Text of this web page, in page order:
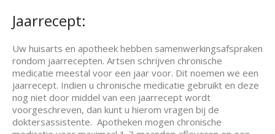
Jaarrecept:
Uw huisarts en apotheek hebben samenwerkingsafspraken
rondom jaarrecepten. Artsen schrijven chronische
medicatie meestal voor een jaar voor. Dit noemen we een
jaarrecept. Indien u chronische medicatie gebruikt en deze
nog niet door middel van een jaarrecept wordt
voorgeschreven, dan kunt u hierom vragen bij de
doktersassistente. Apotheken mogen chronische